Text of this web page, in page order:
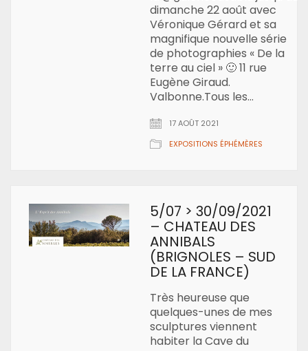
dimanche 22 août avec
Véronique Gérard et sa
magnifique nouvelle série
de photographies « De la
terre au ciel » 🙂 11 rue
Eugène Giraud.
Valbonne.Tous les…
17 AOÛT 2021
EXPOSITIONS ÉPHÉMÈRES
5/07 > 30/09/2021
– CHATEAU DES
ANNIBALS
(BRIGNOLES – SUD
DE LA FRANCE)
Très heureuse que
quelques-unes de mes
sculptures viennent
habiter la Cave du